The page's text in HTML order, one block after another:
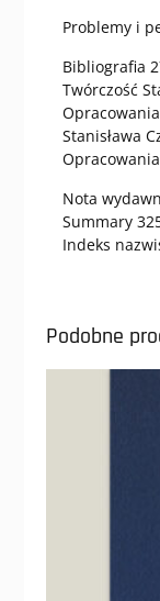
Problemy i
Bibliografia
Twórczość
Stanisława
Nota
Summary
Indeks
Podobne